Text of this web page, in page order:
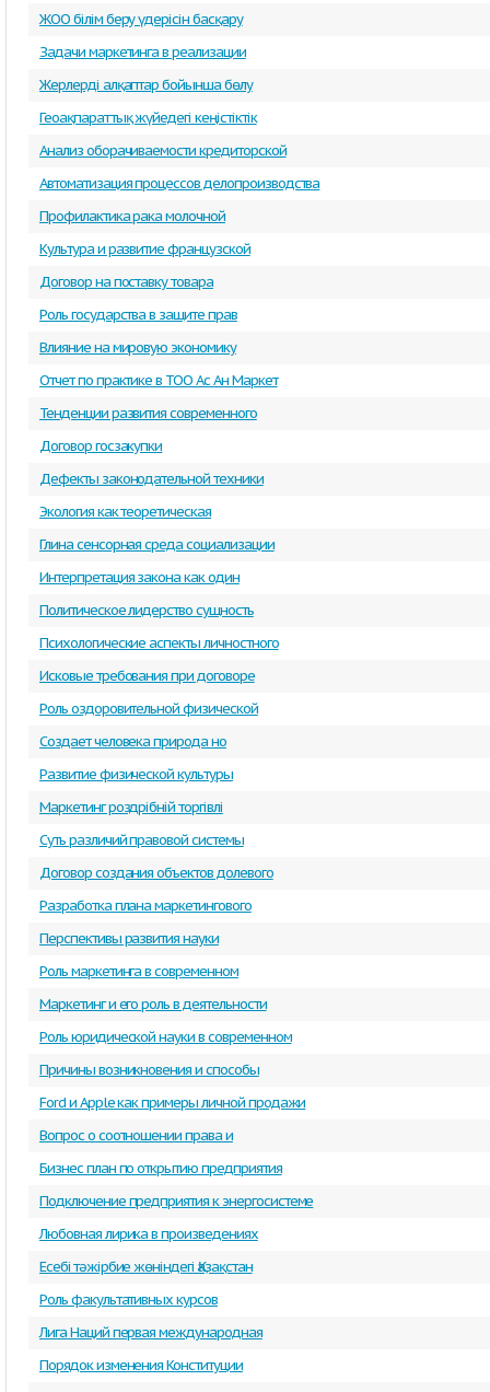
ЖОО білім беру үдерісін басқару
Задачи маркетинга в реализации
Жерлерді алқаптар бойынша бөлу
Геоақпараттық жүйедегі кеңістіктік
Анализ оборачиваемости кредиторской
Автоматизация процессов делопроизводства
Профилактика рака молочной
Культура и развитие французской
Договор на поставку товара
Роль государства в защите прав
Влияние на мировую экономику
Отчет по практике в ТОО Ас Ан Маркет
Тенденции развития современного
Договор госзакупки
Дефекты законодательной техники
Экология как теоретическая
Глина сенсорная среда социализации
Интерпретация закона как один
Политическое лидерство сущность
Психологические аспекты личностного
Исковые требования при договоре
Роль оздоровительной физической
Создает человека природа но
Развитие физической культуры
Маркетинг роздрібній торгівлі
Суть различий правовой системы
Договор создания объектов долевого
Разработка плана маркетингового
Перспективы развития науки
Роль маркетинга в современном
Маркетинг и его роль в деятельности
Роль юридической науки в современном
Причины возникновения и способы
Ford и Apple как примеры личной продажи
Вопрос о соотношении права и
Бизнес план по открытию предприятия
Подключение предприятия к энергосистеме
Любовная лирика в произведениях
Есебi тәжірбие жөніндегі Қазақстан
Роль факультативных курсов
Лига Наций первая международная
Порядок изменения Конституции